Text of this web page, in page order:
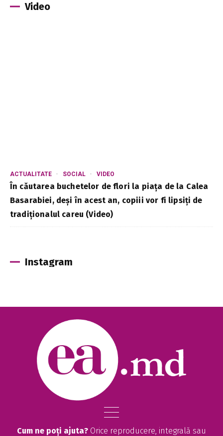
Video
ACTUALITATE SOCIAL VIDEO
În căutarea buchetelor de flori la piața de la Calea
Basarabiei, deși în acest an, copiii vor fi lipsiți de
tradiționalul careu (Video)
Instagram
Cum ne poți ajuta? Orice reproducere, integrală sau